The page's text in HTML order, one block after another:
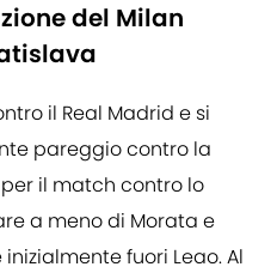
del Milan
il Real Madrid e si
pareggio contro la
il match contro lo
a meno di Morata e
fuori Leao. Al